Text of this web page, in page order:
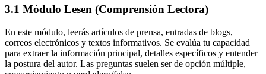
3.1 Módulo Lesen (Comprensión Lectora)
En este módulo, leerás artículos de prensa, entradas de blogs,
correos electrónicos y textos informativos. Se evalúa tu capacidad
para extraer la información principal, detalles específicos y entender
la postura del autor. Las preguntas suelen ser de opción múltiple,